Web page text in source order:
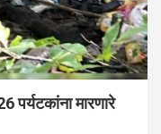
पर्यटकांना मारणारे